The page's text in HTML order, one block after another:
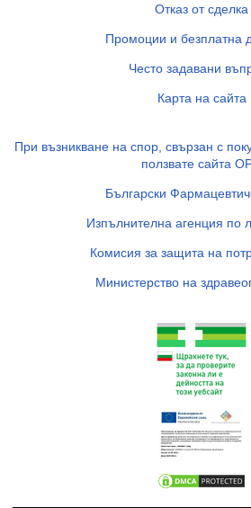
Отказ от сделка
Промоции и безплатна
Често задавани
Карта на сайта
При възникване на спор, свързан с
ползвате сайта
Български
Изпълнителна агенция по
Комисия за защита на
Министерство на